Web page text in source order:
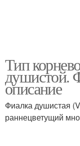
Тип
душистой.
описание
Фиалка душистая
раннецветущий